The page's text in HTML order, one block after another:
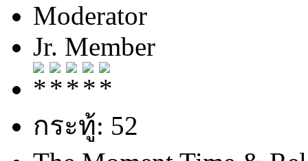
Moderator
Jr. Member
กระทู้: 52